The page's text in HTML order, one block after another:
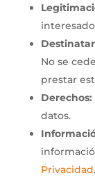
No se
prestar
Derechos:
datos.
Privacidad.